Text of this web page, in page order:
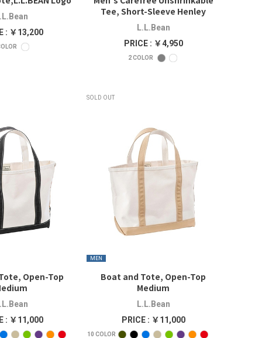
: ￥13,200
Tee, Short-Sleeve Henley
L.L.Bean
PRICE : ￥4,950
2COLOR
Open-Top
: ￥11,000
SOLD OUT
MEN
Boat and Tote, Open-Top
Medium
L.L.Bean
PRICE : ￥11,000
10 COLOR